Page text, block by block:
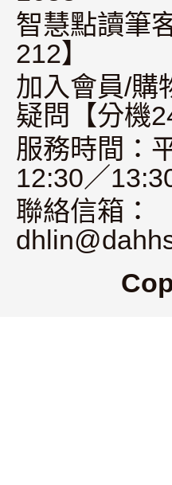
智慧點讀筆
212】
加入會員/購
疑問【分機
服務時間：
12:30／
聯絡信箱：